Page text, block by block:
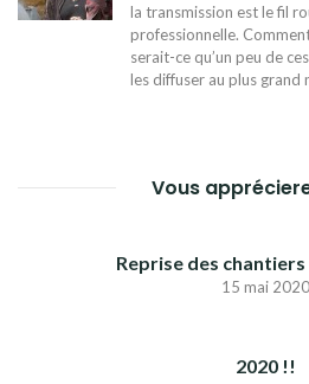
la transmission est le fil
professionnelle.
serait-ce qu’un peu de
les diffuser au plus grand
Vous
Reprise des
15 mai 2020
2020 !!